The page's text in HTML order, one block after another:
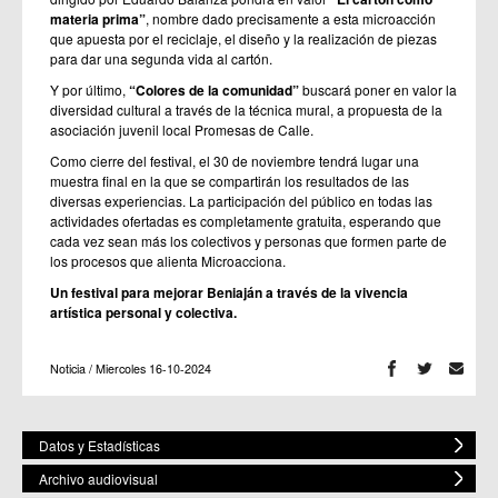
materia prima”, nombre dado precisamente a esta microacción
que apuesta por el reciclaje, el diseño y la realización de piezas
para dar una segunda vida al cartón.
Y por último, “Colores de la comunidad”buscará poner en valor la
diversidad cultural a través de la técnica mural, a propuesta de la
asociación juvenil local Promesas de Calle.
Como cierre del festival, el 30 de noviembre tendrá lugar una
muestra final en la que se compartirán los resultados de las
diversas experiencias. La participación del público en todas las
actividades ofertadas es completamente gratuita, esperando que
cada vez sean más los colectivos y personas que formen parte de
los procesos que alienta Microacciona.
Un festival para mejorar Beniaján a través de la vivencia
artística personal y colectiva.
Noticia / Miercoles 16-10-2024
Datos y Estadísticas
Archivo audiovisual